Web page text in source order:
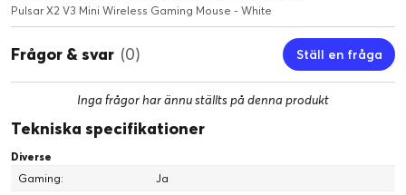
OPTISK SWITCH
Pulsar X2 V3 Mini Wireless Gaming Mouse - White
Frågor & svar (0) Ställ en fråga
Inga frågor har ännu ställts på denna produkt
Tekniska specifikationer
Diverse
Gaming:
Ja